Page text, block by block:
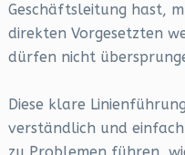
Geschäftsleitung hast,
direkten Vorgesetzten
dürfen nicht
Diese klare
verständlich und